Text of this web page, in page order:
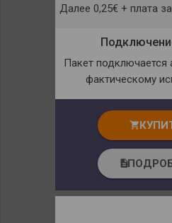
Далее 0,25€ + плата
Пакет подключается
фактическому
shopping_cart
description